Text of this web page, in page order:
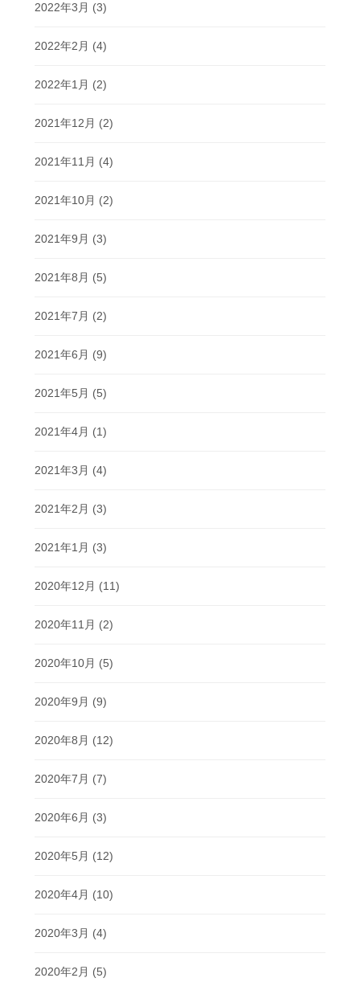
2022年3月 (3)
2022年2月 (4)
2022年1月 (2)
2021年12月 (2)
2021年11月 (4)
2021年10月 (2)
2021年9月 (3)
2021年8月 (5)
2021年7月 (2)
2021年6月 (9)
2021年5月 (5)
2021年4月 (1)
2021年3月 (4)
2021年2月 (3)
2021年1月 (3)
2020年12月 (11)
2020年11月 (2)
2020年10月 (5)
2020年9月 (9)
2020年8月 (12)
2020年7月 (7)
2020年6月 (3)
2020年5月 (12)
2020年4月 (10)
2020年3月 (4)
2020年2月 (5)